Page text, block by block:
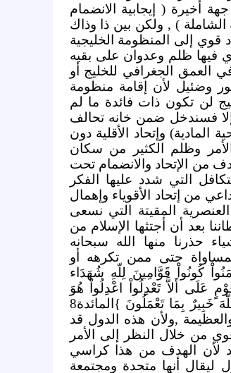
أخيرة ( إيجابية الانضمام
) , ولكن بين ذا وذاك
قوي إلى المنظومة الخليجية
فيها ظلم وعدوان على بقيه
العمق الجغرافي للخليج أو
وضئيل لأن إقامة منظومة
لن تكون ذات فائدة ما لم
فسندخل ضمن خانه تحالف
المادية) وإتحاد الأقلية دون
الأمر وظلم الكثير من سكان
من الإتحاد والانضمام تحت
التي شدد عليها الفكر
من إتحاد الأقوياء وإهمال
المقيتة التي نسعى
بعد أن أجتثها الإسلام من
حذرنا منها الله سبحانه
حتى ممن تكرهه أو
كُونُواْ قَوَّامِينَ لِلّهِ شُهَدَاء
عَلَى أَلاَّ تَعْدِلُواْ اعْدِلُواْ هُوَ
أَقْرَبُ لِلتَّقْوَى وَاتَّقُواْ اللّهَ إِنَّ اللّهَ خَبِيرٌ بِمَا تَعْمَلُونَ }المائدة8
,ولأن هذه الدول قد
من خلال النظر إلى الأمر
لأن الهدف من هذا كراسي
أنها متحدة ومجتمعة